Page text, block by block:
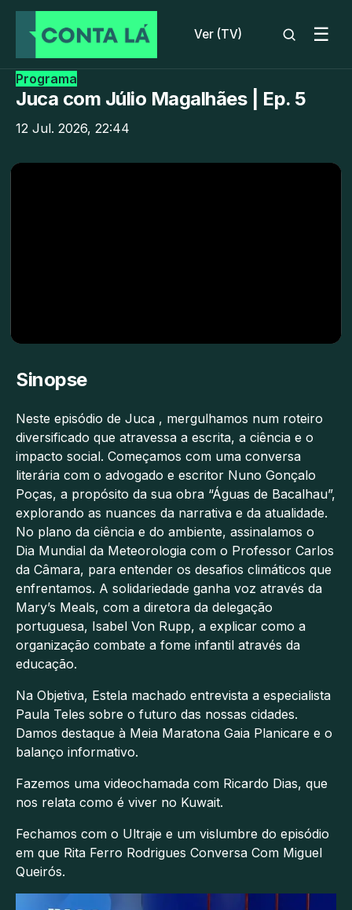
Ver (TV) ☰
Programa
Juca com Júlio Magalhães | Ep. 5
12 Jul. 2026, 22:44
Sinopse
Neste episódio de Juca , mergulhamos num roteiro
diversificado que atravessa a escrita, a ciência e o
impacto social. Começamos com uma conversa
literária com o advogado e escritor Nuno Gonçalo
Poças, a propósito da sua obra “Águas de Bacalhau”,
explorando as nuances da narrativa e da atualidade.
No plano da ciência e do ambiente, assinalamos o
Dia Mundial da Meteorologia com o Professor Carlos
da Câmara, para entender os desafios climáticos que
enfrentamos. A solidariedade ganha voz através da
Mary’s Meals, com a diretora da delegação
portuguesa, Isabel Von Rupp, a explicar como a
organização combate a fome infantil através da
educação.
Na Objetiva, Estela machado entrevista a especialista
Paula Teles sobre o futuro das nossas cidades.
Damos destaque à Meia Maratona Gaia Planicare e o
balanço informativo.
Fazemos uma videochamada com Ricardo Dias, que
nos relata como é viver no Kuwait.
Fechamos com o Ultraje e um vislumbre do episódio
em que Rita Ferro Rodrigues Conversa Com Miguel
Queirós.